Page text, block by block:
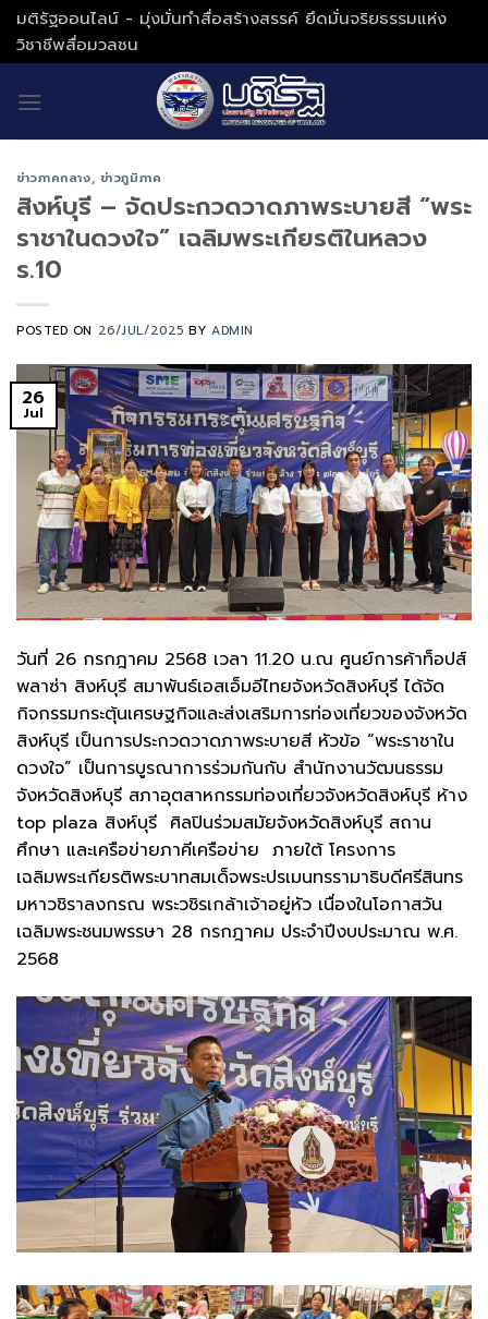
Skip
to
content
มติรัฐออนไลน์ - มุ่งมั่นทำสื่อสร้างสรรค์ ยึดมั่นจริยธรรมแห่ง
วิชาชีพสื่อมวลชน
ข่าวภาคกลาง, ข่าวภูมิภาค
สิงห์บุรี – จัดประกวดวาดภาพระบายสี “พระ
ราชาในดวงใจ” เฉลิมพระเกียรติในหลวง
ร.10
POSTED ON 26/JUL/2025 BYADMIN
26
Jul
วันที่ 26 กรกฎาคม 2568 เวลา 11.20 น.ณ ศูนย์การค้าท็อปส์
พลาซ่า สิงห์บุรี สมาพันธ์เอสเอ็มอีไทยจังหวัดสิงห์บุรี ได้จัด
กิจกรรมกระตุ้นเศรษฐกิจและส่งเสริมการท่องเที่ยวของจังหวัด
สิงห์บุรี เป็นการประกวดวาดภาพระบายสี หัวข้อ “พระราชาใน
ดวงใจ” เป็นการบูรณาการร่วมกันกับ สำนักงานวัฒนธรรม
จังหวัดสิงห์บุรี สภาอุตสาหกรรมท่องเที่ยวจังหวัดสิงห์บุรี ห้าง
top plaza สิงห์บุรี ศิลปินร่วมสมัยจังหวัดสิงห์บุรี สถาน
ศึกษา และเครือข่ายภาคีเครือข่าย ภายใต้ โครงการ
เฉลิมพระเกียรติพระบาทสมเด็จพระปรเมนทรรามาธิบดีศรีสินทร
มหาวชิราลงกรณ พระวชิรเกล้าเจ้าอยู่หัว เนื่องในโอกาสวัน
เฉลิมพระชนมพรรษา 28 กรกฎาคม ประจำปีงบประมาณ พ.ศ.
2568